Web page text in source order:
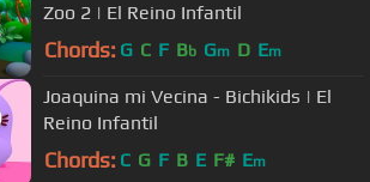
Zoo 2 | El Reino Infantil
Chords: G C F Bb Gm D Em
Joaquina mi Vecina - Bichikids | El
Reino Infantil
Chords: C G F B E F# Em